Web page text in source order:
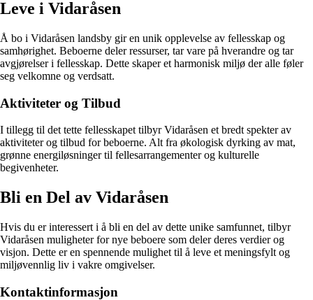
Leve i Vidaråsen
Å bo i Vidaråsen landsby gir en unik opplevelse av fellesskap og
samhørighet. Beboerne deler ressurser, tar vare på hverandre og tar
avgjørelser i fellesskap. Dette skaper et harmonisk miljø der alle føler
seg velkomne og verdsatt.
Aktiviteter og Tilbud
I tillegg til det tette fellesskapet tilbyr Vidaråsen et bredt spekter av
aktiviteter og tilbud for beboerne. Alt fra økologisk dyrking av mat,
grønne energiløsninger til fellesarrangementer og kulturelle
begivenheter.
Bli en Del av Vidaråsen
Hvis du er interessert i å bli en del av dette unike samfunnet, tilbyr
Vidaråsen muligheter for nye beboere som deler deres verdier og
visjon. Dette er en spennende mulighet til å leve et meningsfylt og
miljøvennlig liv i vakre omgivelser.
Kontaktinformasjon